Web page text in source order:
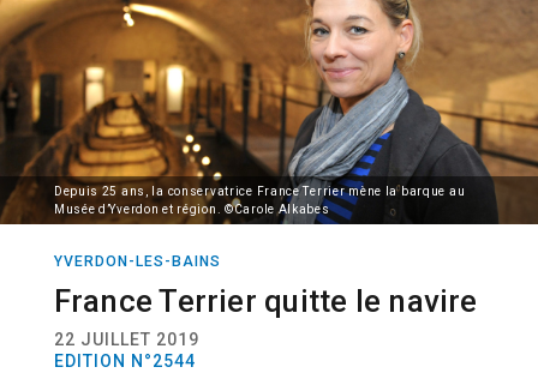
Depuis 25 ans, la conservatrice France Terrier mène la barque au
Musée d’Yverdon et région. ©Carole Alkabes
YVERDON-LES-BAINS
France Terrier quitte le navire
22 JUILLET 2019
EDITION N°2544